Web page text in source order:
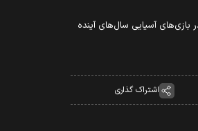
آسیایی سال‌های آینده
اشتراک گذاری